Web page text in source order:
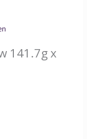
141.7g x